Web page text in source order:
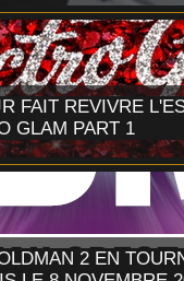
FAIT REVIVRE
GLAM PART 1
2 EN